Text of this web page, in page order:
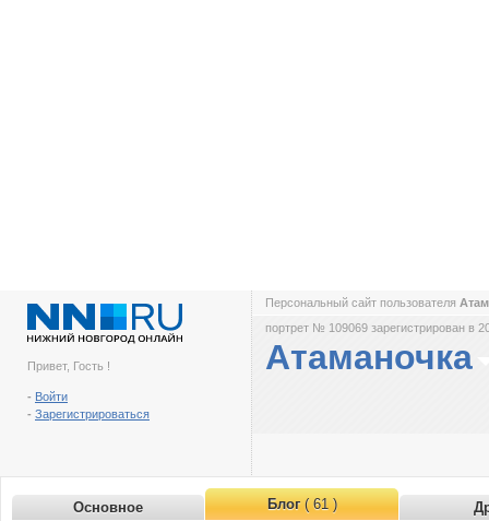
Привет, Гость !
- Войти
- Зарегистрироваться
Персональный сайт пользователя
портрет № 109069 зарегистрирован в
Атаманочка
Основное Блог( 61 )